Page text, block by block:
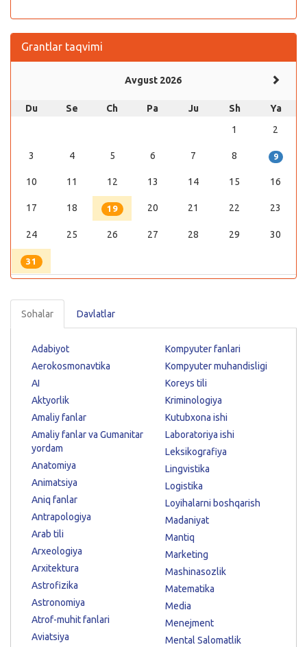
Grantlar taqvimi
Avgust 2026
Du Se Ch Pa Ju Sh
Ya
1
2
3 4 5 6 7 8 9
10 11 12 13 14 15 16
17 18 19 20 21 22 23
24 25 26 27 28 29 30
31
Sohalar Davlatlar
Adabiyot
Aerokosmonavtika
AI
Aktyorlik
Amaliy fanlar
Amaliy fanlar va Gumanitar
yordam
Anatomiya
Animatsiya
Aniq fanlar
Antrapologiya
Arab tili
Arxeologiya
Arxitektura
Astrofizika
Astronomiya
Atrof-muhit fanlari
Aviatsiya
Kompyuter fanlari
Kompyuter muhandisligi
Koreys tili
Kriminologiya
Kutubxona ishi
Laboratoriya ishi
Leksikografiya
Lingvistika
Logistika
Loyihalarni boshqarish
Madaniyat
Mantiq
Marketing
Mashinasozlik
Matematika
Media
Menejment
Mental Salomatlik